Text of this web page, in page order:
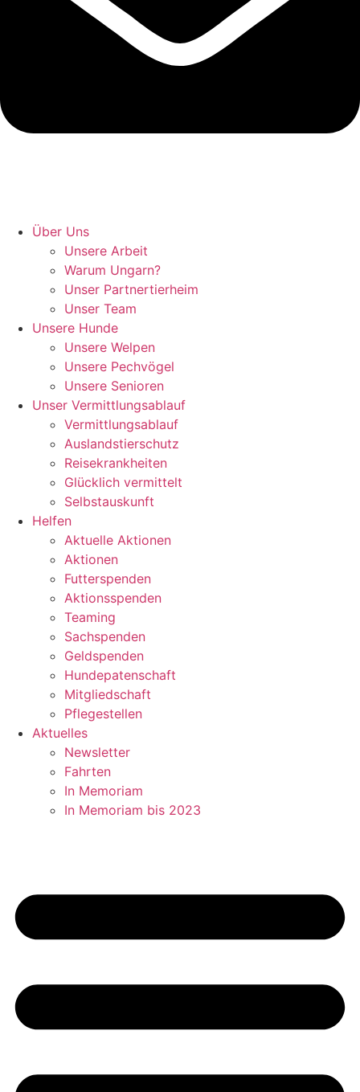
Über Uns
Unsere Arbeit
Warum Ungarn?
Unser Partnertierheim
Unser Team
Unsere Hunde
Unsere Welpen
Unsere Pechvögel
Unsere Senioren
Unser Vermittlungsablauf
Vermittlungsablauf
Auslandstierschutz
Reisekrankheiten
Glücklich vermittelt
Selbstauskunft
Helfen
Aktuelle Aktionen
Aktionen
Futterspenden
Aktionsspenden
Teaming
Sachspenden
Geldspenden
Hundepatenschaft
Mitgliedschaft
Pflegestellen
Aktuelles
Newsletter
Fahrten
In Memoriam
In Memoriam bis 2023